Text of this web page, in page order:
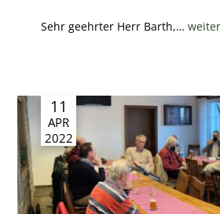
Sehr geehrter Herr Barth,…
11
APR
2022